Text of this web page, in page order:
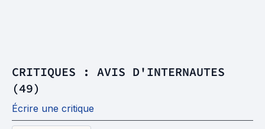
CRITIQUES : AVIS D'INTERNAUTES
(49)
Écrire une critique